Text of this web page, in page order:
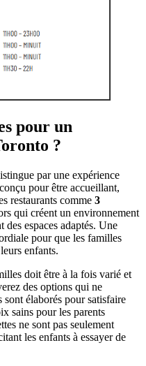
pour un
?
par une expérience
pour être accueillant,
restaurants comme 3
qui créent un environnement
espaces adaptés. Une
pour que les familles
enfants.
doit être à la fois varié et
des options qui ne
élaborés pour satisfaire
sains pour les parents
ne sont pas seulement
les enfants à essayer de